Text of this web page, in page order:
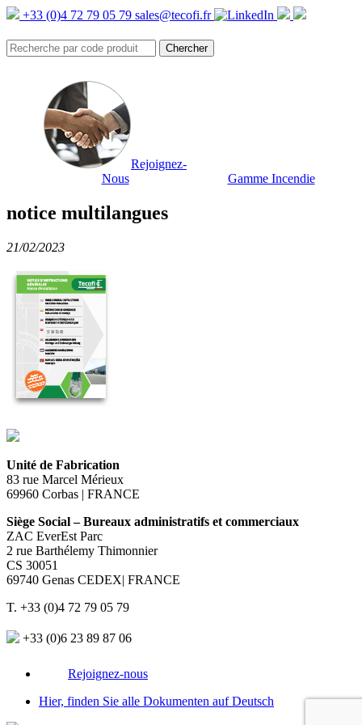
+33 (0)4 72 79 05 79 sales@tecofi.fr
Rejoignez-
Nous
Gamme Incendie
notice multilangues
21/02/2023
Unité de Fabrication
83 rue Marcel Mérieux
69960 Corbas | FRANCE
Siège Social – Bureaux administratifs et commerciaux
ZAC EverEst Parc
2 rue Barthélemy Thimonnier
CS 30051
69740 Genas CEDEX| FRANCE
T. +33 (0)4 72 79 05 79
+33 (0)6 23 89 87 06
Rejoignez-nous
Hier, finden Sie alle Dokumenten auf Deutsch